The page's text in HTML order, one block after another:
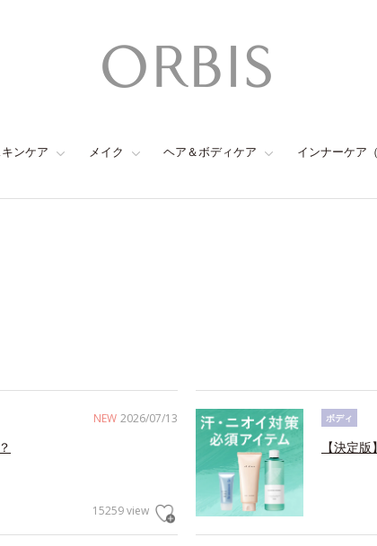
ンケア メイク ヘア＆ボディケア インナーケア
NEW 2026/07/13
15259 view
ボディ
【決定